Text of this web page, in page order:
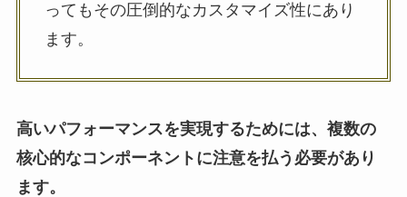
ってもその圧倒的なカスタマイズ性にあり
ます。
高いパフォーマンスを実現するためには、複数の
核心的なコンポーネントに注意を払う必要があり
ます。